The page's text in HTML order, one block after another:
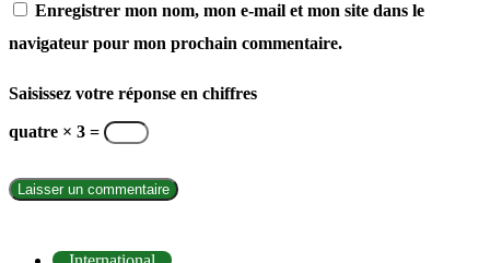
Enregistrer mon nom, mon e-mail et mon site dans le
navigateur pour mon prochain commentaire.
Saisissez votre réponse en chiffres
quatre × 3 =